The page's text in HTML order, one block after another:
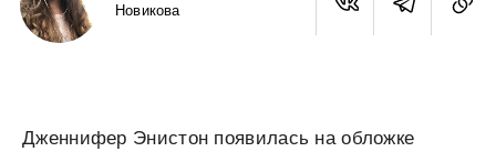
Новикова
Дженнифер Энистон появилась на обложке